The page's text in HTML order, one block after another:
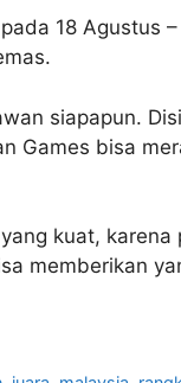
18 Agustus –
siapapun.
Games bisa
kuat, karena
memberikan